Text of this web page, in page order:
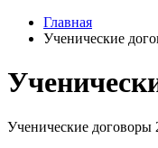
Главная
Ученические
Ученические договоры